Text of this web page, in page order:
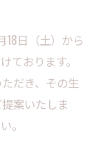
18日（土）から
ております。
だき、その生
案いたしま
。